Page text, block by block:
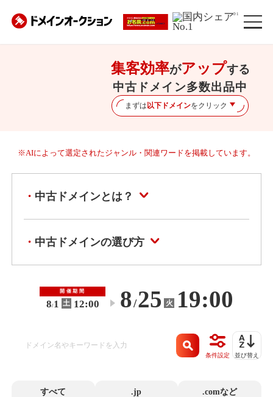
※1
集客効率がアップする
中古ドメイン多数出品中
まずは以下ドメインをクリック
※AIによって選定されたジャンル・関連ワードを掲載しています。
中古ドメインとは？
中古ドメインの選び方
開催期間
8/1 土 12:00 〜 8/25 火 19:00
条件設定 並び替え
すべて .jp .comなど